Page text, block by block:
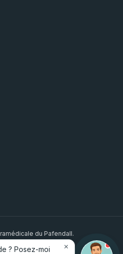
du Pafendall.
×
? Posez-moi